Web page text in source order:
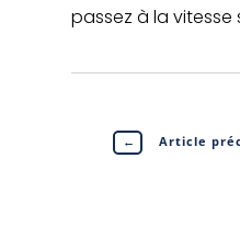
passez à la vitesse
← Article